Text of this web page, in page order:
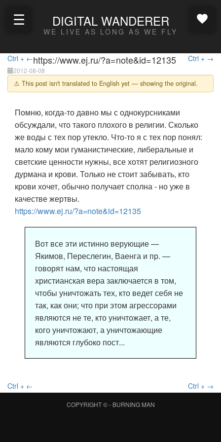
DIGITAL WANDERER
WE LIVE AS LONG AS WE FLY
☰
Ctrl + ← Ctrl + →
https://www.ej.ru/?a=note&id=12135
2012-08-08
⚠ This post isn't translated to English yet — showing the original.
Помню, когда-то давно мы с однокурсниками
обсуждали, что такого плохого в религии. Сколько
же воды с тех пор утекло. Что-то я с тех пор понял:
мало кому мои гуманистические, либеральные и
светские ценности нужны, все хотят религиозного
дурмана и крови. Только не стоит забывать, кто
крови хочет, обычно получает сполна - но уже в
качестве жертвы.
https://www.ej.ru/?a=note&id=12135
Вот все эти истинно верующие —
Якимов, Переслегин, Ваенга и пр. —
говорят нам, что настоящая
христианская вера заключается в том,
чтобы уничтожать тех, кто ведет себя не
так, как они; что при этом агрессорами
являются не те, кто уничтожает, а те,
кого уничтожают, а уничтожающие
являются глубоко пост...
Ctrl + ← Ctrl + →
COPYRIGHT © - BURNING MAN